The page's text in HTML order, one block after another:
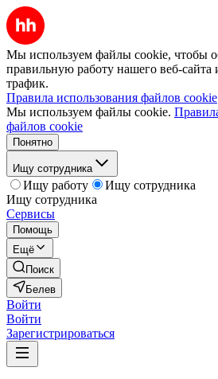
Мы используем файлы cookie, чтобы
правильную работу нашего веб-сайта
трафик.
Правила использования файлов cookie
Мы используем файлы cookie.
файлов cookie
Понятно
Ищу сотрудника
Ищу работу
Ищу сотрудника
Ищу сотрудника
Сервисы
Помощь
Ещё
Поиск
Белев
Войти
Войти
Зарегистрироваться